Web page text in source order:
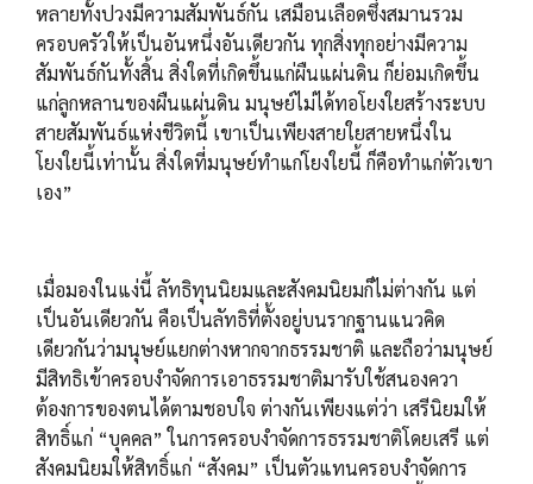
หลายทั้งปวงมีความสัมพันธ์กัน เสมือนเลือดซึ่งสมานรวม
ครอบครัวให้เป็นอันหนึ่งอันเดียวกัน ทุกสิ่งทุกอย่างมีความ
สัมพันธ์กันทั้งสิ้น สิ่งใดที่เกิดขึ้นแก่ผืนแผ่นดิน ก็ย่อมเกิดขึ้น
แก่ลูกหลานของผืนแผ่นดิน มนุษย์ไม่ได้ทอโยงใยสร้างระบบ
สายสัมพันธ์แห่งชีวิตนี้ เขาเป็นเพียงสายใยสายหนึ่งใน
โยงใยนี้เท่านั้น สิ่งใดที่มนุษย์ทำแก่โยงใยนี้ ก็คือทำแก่ตัวเขา
เอง”
เมื่อมองในแง่นี้ ลัทธิทุนนิยมและสังคมนิยมก็ไม่ต่างกัน แต่
เป็นอันเดียวกัน คือเป็นลัทธิที่ตั้งอยู่บนรากฐานแนวคิด
เดียวกันว่ามนุษย์แยกต่างหากจากธรรมชาติ และถือว่ามนุษย์
มีสิทธิเข้าครอบงำจัดการเอาธรรมชาติมารับใช้สนองควา
ต้องการของตนได้ตามชอบใจ ต่างกันเพียงแต่ว่า เสรีนิยมให้
สิทธิ์แก่ “บุคคล” ในการครอบงำจัดการธรรมชาติโดยเสรี แต่
สังคมนิยมให้สิทธิ์แก่​ “สังคม” เป็นตัวแทนครอบงำจัดการ